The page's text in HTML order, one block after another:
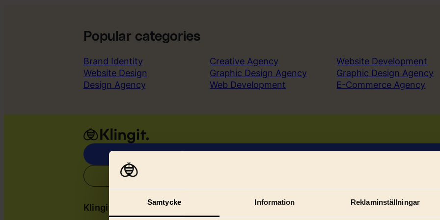
Samtycke Information Reklaminställningar
Popular categories
Brand Identity
Website Design
Design Agency
Creative Agency
Graphic Design Agency
Web Development
Website Development
Graphic Design Agency
E-Commerce Agency
Klingit